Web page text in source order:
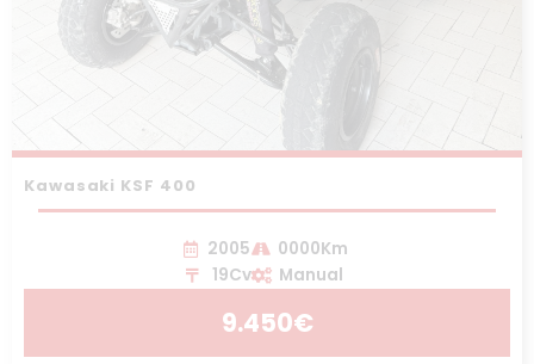
Kawasaki KSF 400
2005
0000Km
19Cv
Manual
9.450€